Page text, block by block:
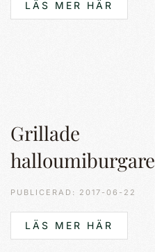
LÄS MER HÄR
Grillade
halloumiburgare
PUBLICERAD: 2017-06-22
LÄS MER HÄR